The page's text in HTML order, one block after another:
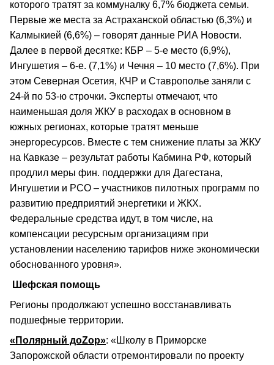
которого тратят за коммуналку 6,7% бюджета семьи.
Первые же места за Астраханской областью (6,3%) и
Калмыкией (6,6%) – говорят данные РИА Новости.
Далее в первой десятке: КБР – 5-е место (6,9%),
Ингушетия – 6-е. (7,1%) и Чечня – 10 место (7,6%). При
этом Северная Осетия, КЧР и Ставрополье заняли с
24-й по 53-ю строчки. Эксперты отмечают, что
наименьшая доля ЖКУ в расходах в основном в
южных регионах, которые тратят меньше
энергоресурсов. Вместе с тем снижение платы за ЖКУ
на Кавказе – результат работы Кабмина РФ, который
продлил меры фин. поддержки для Дагестана,
Ингушетии и РСО – участников пилотных программ по
развитию предприятий энергетики и ЖКХ.
Федеральные средства идут, в том числе, на
компенсации ресурсным организациям при
установлении населению тарифов ниже экономически
обоснованного уровня».
Шефская помощь
Регионы продолжают успешно восстанавливать
подшефные территории.
«Полярный доZор»: «Школу в Приморске
Запорожской области отремонтировали по проекту